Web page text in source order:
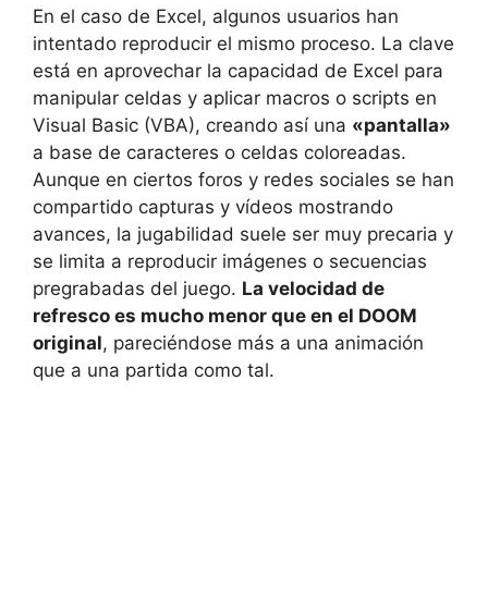
En el caso de Excel, algunos usuarios han
intentado reproducir el mismo proceso. La clave
está en aprovechar la capacidad de Excel para
manipular celdas y aplicar macros o scripts en
Visual Basic (VBA), creando así una «pantalla»
a base de caracteres o celdas coloreadas.
Aunque en ciertos foros y redes sociales se han
compartido capturas y vídeos mostrando
avances, la jugabilidad suele ser muy precaria y
se limita a reproducir imágenes o secuencias
pregrabadas del juego. La velocidad de
refresco es mucho menor que en el DOOM
original, pareciéndose más a una animación
que a una partida como tal.